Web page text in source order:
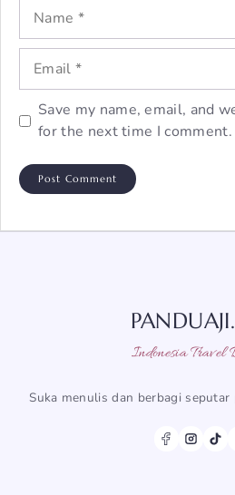
Name
Email
Save my name, email, and
for the next time I comment.
Indonesia Travel
Suka menulis dan berbagi